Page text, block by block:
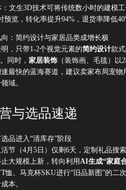
文生3D技术可将传统数小时的建模
预览，转化率提升94%，退货率降低
：简约设计与家居品类成增长极
，只带1-2个视觉元素的简约设计款
同时， 家居装饰 （装饰画、毛毯）以
速最快的蓝海赛道，建议卖家布局宠
域。
与选品速递
品进入“清库存”阶段
节（4月5日）仅剩6天，定制礼品搜
大规模上新，转向利用AI生成“家庭
恤、马克杯SKU进行“旧品新图”的二
本。